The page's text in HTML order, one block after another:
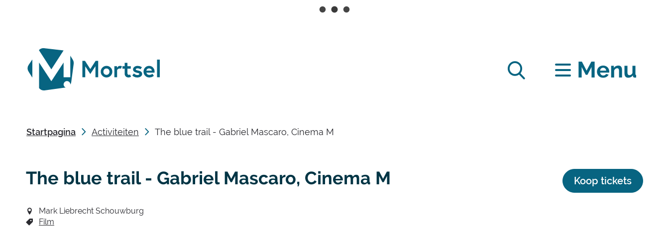
lokaal
bestuur
Mortsel
Menu
Startpagina Activiteiten The blue trail - Gabriel Mascaro, Cinema M
The blue trail - Gabriel Mascaro, Cinema M Koop tickets
Mark Liebrecht Schouwburg
Film